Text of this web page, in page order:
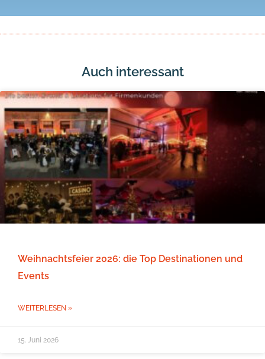
Auch interessant
Weihnachtsfeier 2026: die Top Destinationen und
Events
WEITERLESEN »
15. Juni 2026